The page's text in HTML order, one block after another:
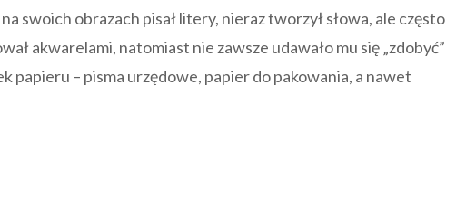
swoich obrazach pisał litery, nieraz tworzył słowa, ale często
akwarelami, natomiast nie zawsze udawało mu się „zdobyć”
papieru – pisma urzędowe, papier do pakowania, a nawet